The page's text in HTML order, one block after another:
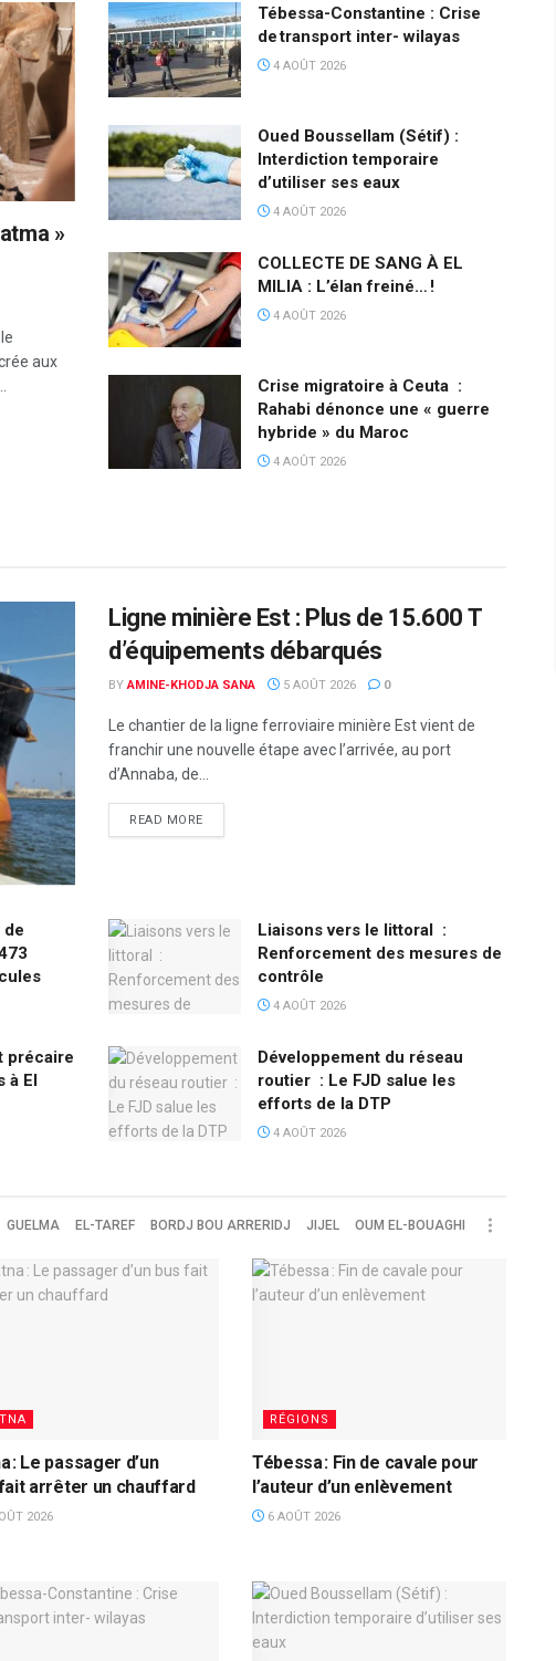
»
aux
Tébessa-Constantine : Crise
de transport inter- wilayas
4 AOÛT 2026
Oued Boussellam (Sétif) :
Interdiction temporaire
d’utiliser ses eaux
4 AOÛT 2026
COLLECTE DE SANG À EL
MILIA : L’élan freiné… !
4 AOÛT 2026
Crise migratoire à Ceuta :
Rahabi dénonce une « guerre
hybride » du Maroc
4 AOÛT 2026
Ligne minière Est : Plus de 15.600 T
d’équipements débarqués
BY AMINE-KHODJA SANA 5 AOÛT 2026 0
Le chantier de la ligne ferroviaire minière Est vient de
franchir une nouvelle étape avec l’arrivée, au port
d’Annaba, de...
READ MORE
de
Liaisons vers le littoral :
Renforcement des mesures de
contrôle
4 AOÛT 2026
précaire
à El
Développement du réseau
routier : Le FJD salue les
efforts de la DTP
4 AOÛT 2026
GUELMA EL-TAREF BORDJ BOU ARRERIDJ JIJEL OUM EL-BOUAGHI
: Le passager d’un
arrêter un chauffard
2026
RÉGIONS
Tébessa : Fin de cavale pour
l’auteur d’un enlèvement
6 AOÛT 2026